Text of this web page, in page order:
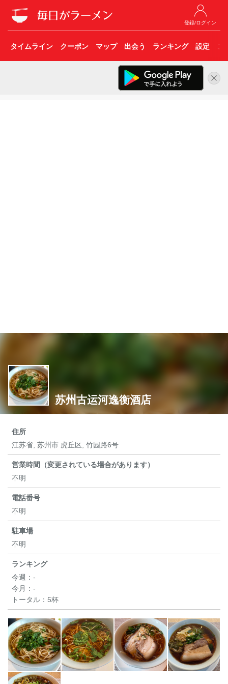
登録/ログイン
タイムライン クーポン マップ 出会う ランキング 設定 こ
苏州古运河逸衡酒店
住所
江苏省, 苏州市 虎丘区, 竹园路6号
営業時間（変更されている場合があります）
不明
電話番号
不明
駐車場
不明
ランキング
今週： -
今月： -
トータル： 5杯